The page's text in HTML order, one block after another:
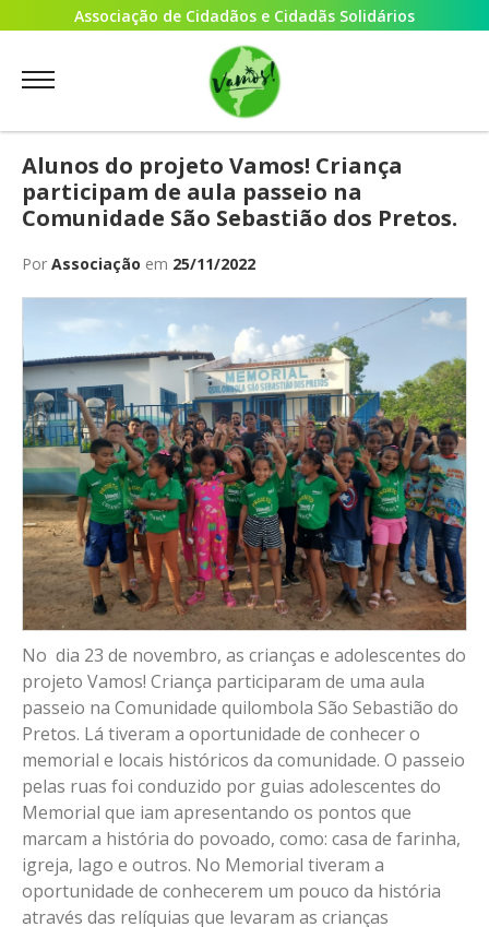
Associação de Cidadãos e Cidadãs Solidários
Alunos do projeto Vamos! Criança
participam de aula passeio na
Comunidade São Sebastião dos Pretos.
Por Associação em 25/11/2022
No dia 23 de novembro, as crianças e adolescentes do
projeto Vamos! Criança participaram de uma aula
passeio na Comunidade quilombola São Sebastião do
Pretos. Lá tiveram a oportunidade de conhecer o
memorial e locais históricos da comunidade. O passeio
pelas ruas foi conduzido por guias adolescentes do
Memorial que iam apresentando os pontos que
marcam a história do povoado, como: casa de farinha,
igreja, lago e outros. No Memorial tiveram a
oportunidade de conhecerem um pouco da história
através das relíquias que levaram as crianças